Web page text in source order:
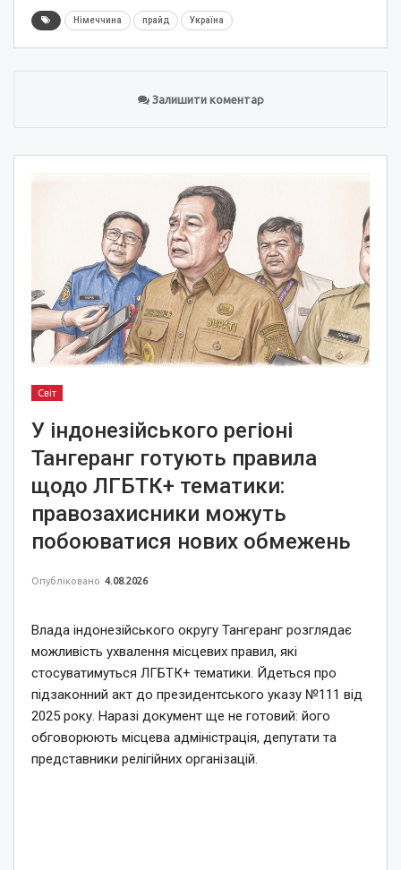
Німеччина прайд Україна
Залишити коментар
Світ
У індонезійського регіоні
Тангеранг готують правила
щодо ЛГБТК+ тематики:
правозахисники можуть
побоюватися нових обмежень
Опубліковано 4.08.2026
Влада індонезійського округу Тангеранг розглядає
можливість ухвалення місцевих правил, які
стосуватимуться ЛГБТК+ тематики. Йдеться про
підзаконний акт до президентського указу №111 від
2025 року. Наразі документ ще не готовий: його
обговорюють місцева адміністрація, депутати та
представники релігійних організацій.